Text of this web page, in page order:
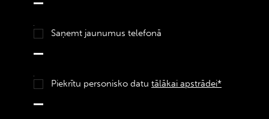
Saņemt jaunumus telefonā
Piekrītu personisko datu tālākai apstrādei*